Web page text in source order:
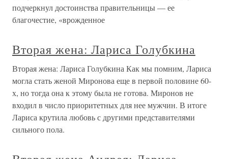
подчеркнул достоинства правительницы — ее
благочестие, «врожденное
Вторая жена: Лариса Голубкина
Вторая жена: Лариса Голубкина Как мы помним, Лариса
могла стать женой Миронова еще в первой половине 60-
х, но тогда она к этому была не готова. Миронов не
входил в число приоритетных для нее мужчин. В итоге
Лариса крутила любовь с другими представителями
сильного пола.